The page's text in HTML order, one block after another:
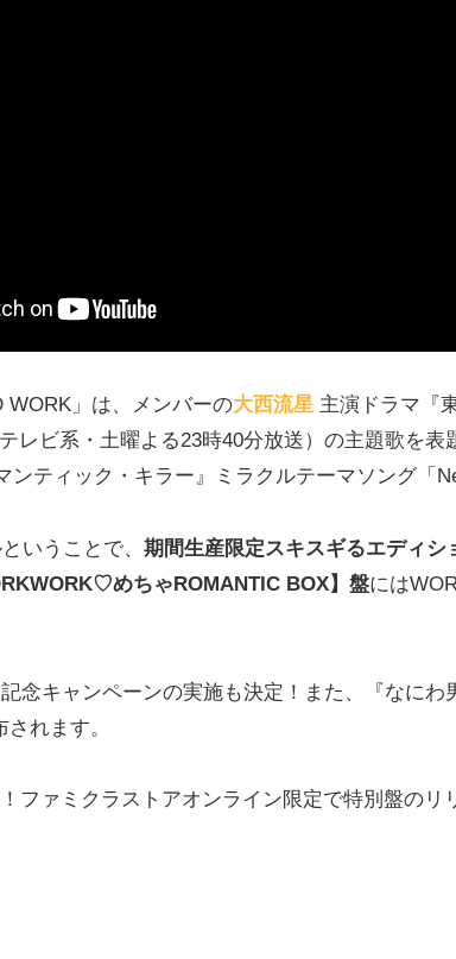
WORK」は、メンバーの大西流星 主演ドラマ『
レビ系・土曜よる23時40分放送）の主題歌を
ンティック・キラー』ミラクルテーマソング「
いうことで、 期間生産限定スキスギるエディシ
めちゃROMANTIC BOX】盤には
念キャンペーンの実施も決定！また、『なにわ
れます。
ファミクラストアオンライン限定で特別盤の